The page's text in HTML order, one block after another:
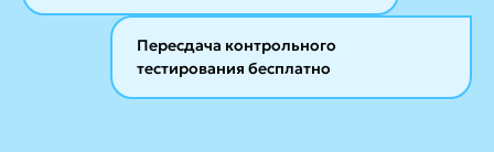
Пересдача контрольного
тестирования бесплатно